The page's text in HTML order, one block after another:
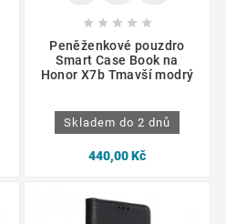
    
Peněženkové pouzdro
Smart Case Book na
Honor X7b Tmavší modrý
Skladem do 2 dnů
440,00 Kč